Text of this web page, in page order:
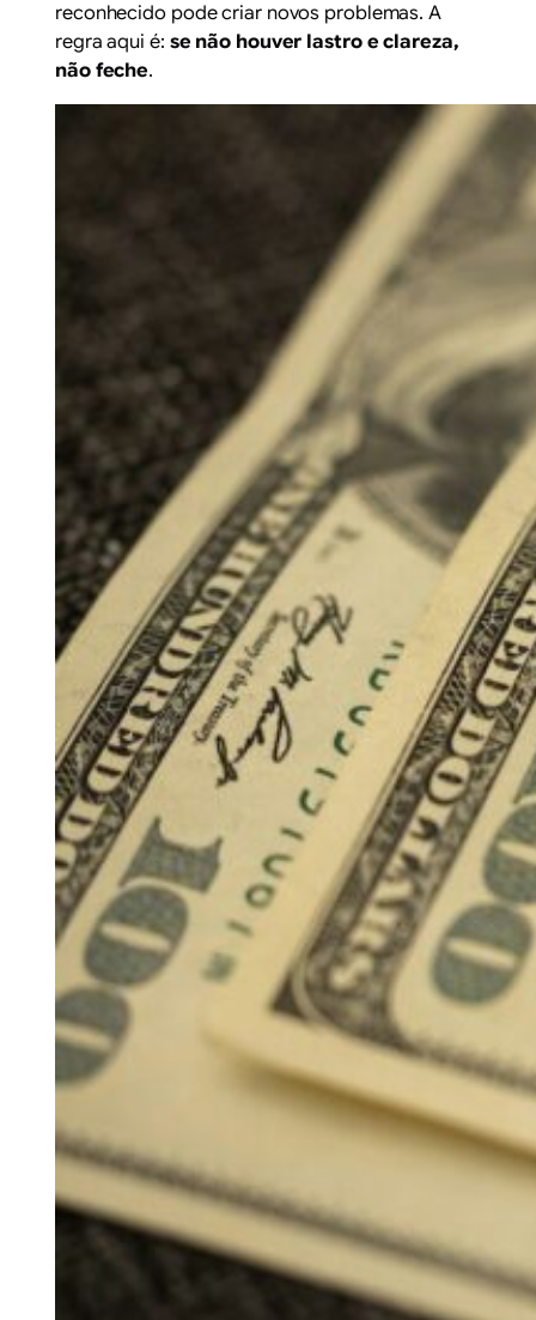
reconhecido pode criar novos problemas. A
regra aqui é: se não houver lastro e clareza,
não feche.